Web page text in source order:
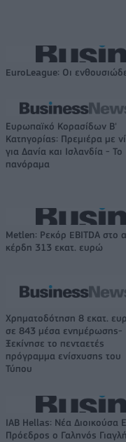
EuroLeague: Οι
Ευρωπαϊκό Κορασίδων Β'
Κατηγορίας: Πρεμιέρα με
για Δανία και Ισλανδία - Το
πανόραμα
Metlen: Ρεκόρ EBITDA στο
κέρδη 313 εκατ. ευρώ
Χρηματοδότηση 8 εκατ.
σε 843 μέσα ενημέρωσης-
Ξεκίνησε το πενταετές
πρόγραμμα ενίσχυσης του
Τύπου
IAB Hellas: Νέα Διοικούσα
Πρόεδρος ο Γαληνός